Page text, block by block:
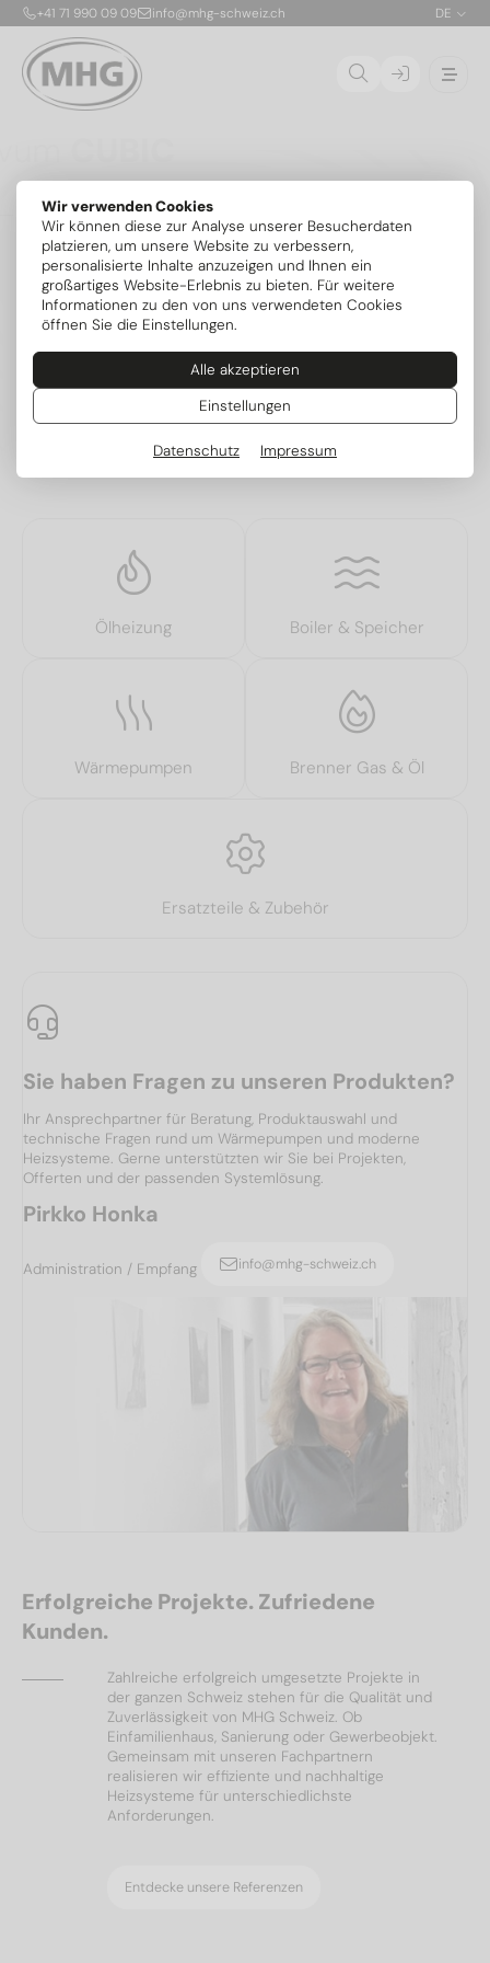
Wir verwenden Cookies
Wir können diese zur Analyse unserer Besucherdaten
platzieren, um unsere Website zu verbessern,
personalisierte Inhalte anzuzeigen und Ihnen ein
großartiges Website-Erlebnis zu bieten. Für weitere
Informationen zu den von uns verwendeten Cookies
öffnen Sie die Einstellungen.
Alle akzeptieren
Einstellungen
Datenschutz Impressum
+41 71 990 09 09 info@mhg-schweiz.ch DE
Die CUBIC ist die erste patentierte, stapelbare
Propan-Solewärmepumpe für die Aufstellung im
Gebäude. Dank nur 150 g Kältemittel R290 pro Modul
ist die sichere Innenaufstellung bis 54 kW ohne
zusätzliche Sicherheitsvorrichtungen möglich. Die
flexibel kombinierbaren Module mit je 6,8 kW lassen
sich exakt an den Bedarf anpassen und später
erweitern – mit serienmässig integrierter aktiver
Mehr zum Serienstart Weitere Modelle
Beliebte Kategorien
Ölheizung Boiler & Speicher
Wärmepumpen Brenner Gas & Öl
Ersatzteile & Zubehör
Sie haben Fragen zu unseren Produkten?
Ihr Ansprechpartner für Beratung, Produktauswahl und
technische Fragen rund um Wärmepumpen und moderne
Heizsysteme. Gerne unterstützten wir Sie bei Projekten,
Offerten und der passenden Systemlösung.
Pirkko Honka
Administration / Empfang info@mhg-schweiz.ch
Erfolgreiche Projekte. Zufriedene
Kunden.
Zahlreiche erfolgreich umgesetzte Projekte in
der ganzen Schweiz stehen für die Qualität und
Zuverlässigkeit von MHG Schweiz. Ob
Einfamilienhaus, Sanierung oder Gewerbeobjekt.
Gemeinsam mit unseren Fachpartnern
realisieren wir effiziente und nachhaltige
Heizsysteme für unterschiedlichste
Anforderungen.
Entdecke unsere Referenzen